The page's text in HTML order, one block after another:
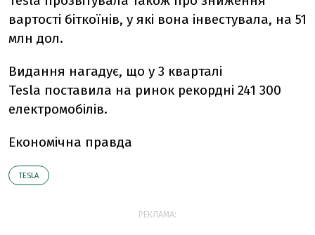
вартості біткоїнів, у які вона інвестувала, на 51
млн дол.
Видання нагадує, що у 3 кварталі
Tesla поставила на ринок рекордні 241 300
електромобілів.
Економічна правда
TESLA
РЕКЛАМА: